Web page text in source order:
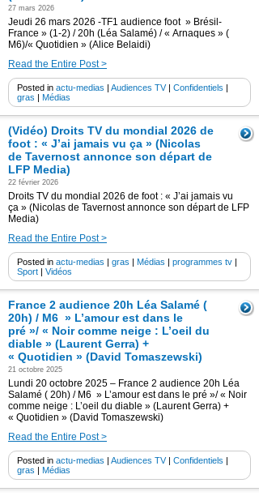
27 mars 2026
Jeudi 26 mars 2026 -TF1 audience foot » Brésil-
France » (1-2) / 20h (Léa Salamé) / « Arnaques » (
M6)/« Quotidien » (Alice Belaidi)
Read the Entire Post >
Posted in actu-medias | Audiences TV| Confidentiels |
gras | Médias
(Vidéo) Droits TV du mondial 2026 de
foot : « J’ai jamais vu ça » (Nicolas
de Tavernost annonce son départ de
LFP Media)
22 février 2026
Droits TV du mondial 2026 de foot : « J’ai jamais vu
ça » (Nicolas de Tavernost annonce son départ de LFP
Media)
Read the Entire Post >
Posted in actu-medias | gras | Médias | programmes tv |
Sport | Vidéos
France 2 audience 20h Léa Salamé (
20h) / M6 » L’amour est dans le
pré »/ « Noir comme neige : L’oeil du
diable » (Laurent Gerra) +
« Quotidien » (David Tomaszewski)
21 octobre 2025
Lundi 20 octobre 2025 – France 2 audience 20h Léa
Salamé ( 20h) / M6 » L’amour est dans le pré »/ « Noir
comme neige : L’oeil du diable » (Laurent Gerra) +
« Quotidien » (David Tomaszewski)
Read the Entire Post >
Posted in actu-medias | Audiences TV| Confidentiels |
gras | Médias